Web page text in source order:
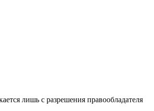
лишь с разрешения правообладателя